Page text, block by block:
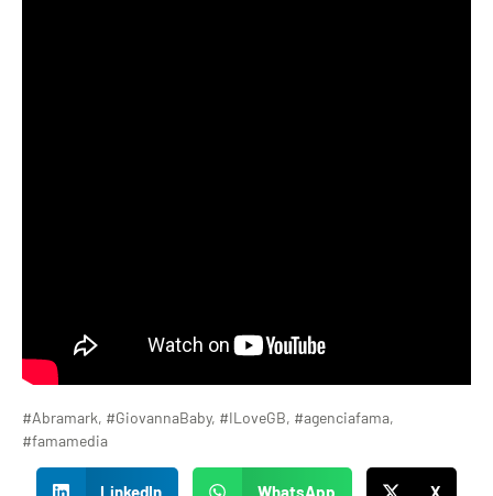
#Abramark, #GiovannaBaby, #ILoveGB, #agenciafama,
#famamedia